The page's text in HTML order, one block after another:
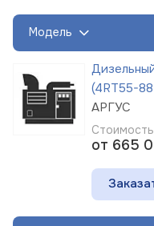
Модель
(4RT55-
АРГУС
от 665